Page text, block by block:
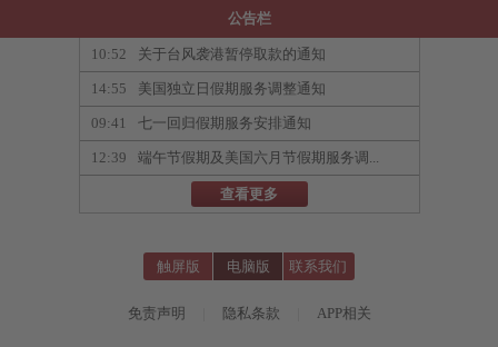
公告栏
10:52 关于台风袭港暂停取款的通知
14:55 美国独立日假期服务调整通知
09:41 七一回归假期服务安排通知
12:39 端午节假期及美国六月节假期服务调...
查看更多
触屏版 电脑版 联系我们
免责声明 隐私条款 APP相关